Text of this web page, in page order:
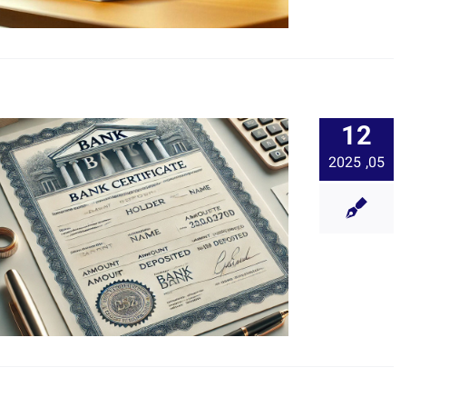
12
05, 2025